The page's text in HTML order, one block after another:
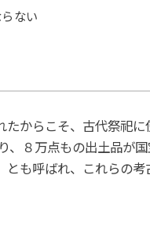
ない
たからこそ、古代祭祀
、８万点もの出土品が
とも呼ばれ、これらの